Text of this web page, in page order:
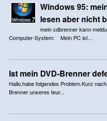
Windows 95:
lesen aber nicht
mein cdbrenner kann
Computer-System: Mein PC ist...
Ist mein DVD-Brenner
Hallo,habe folgendes Problem.Kurz
Brenner unseres teur...